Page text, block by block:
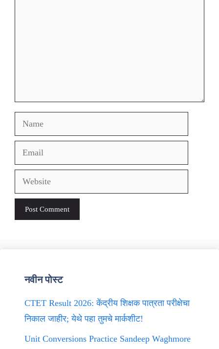
Name
Email
Website
नवीन पोस्ट
CTET Result 2026: केंद्रीय शिक्षक पात्रता परीक्षेचा
निकाल जाहीर; येथे पहा तुमचे मार्कशीट!
Unit Conversions Practice Sandeep Waghmore